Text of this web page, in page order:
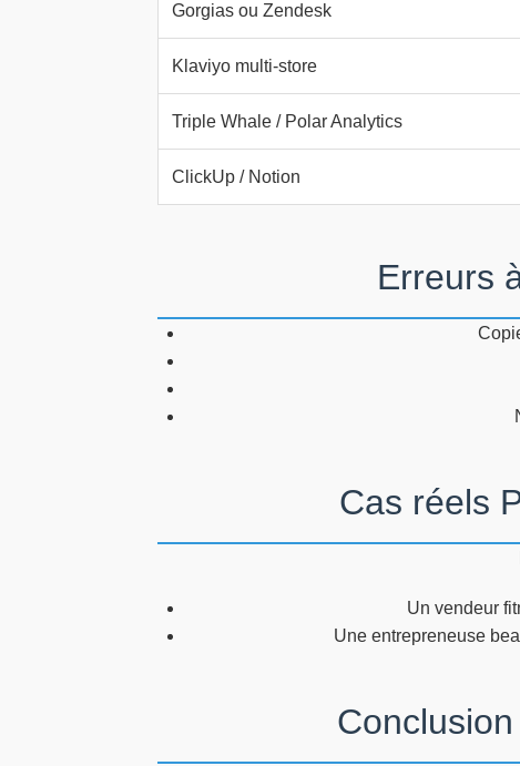
Gorgias ou Zendesk
Klaviyo multi-store
Triple Whale / Polar Analytics
ClickUp / Notion
Erreurs
Cas réels
Un vendeur
Une entrepreneuse